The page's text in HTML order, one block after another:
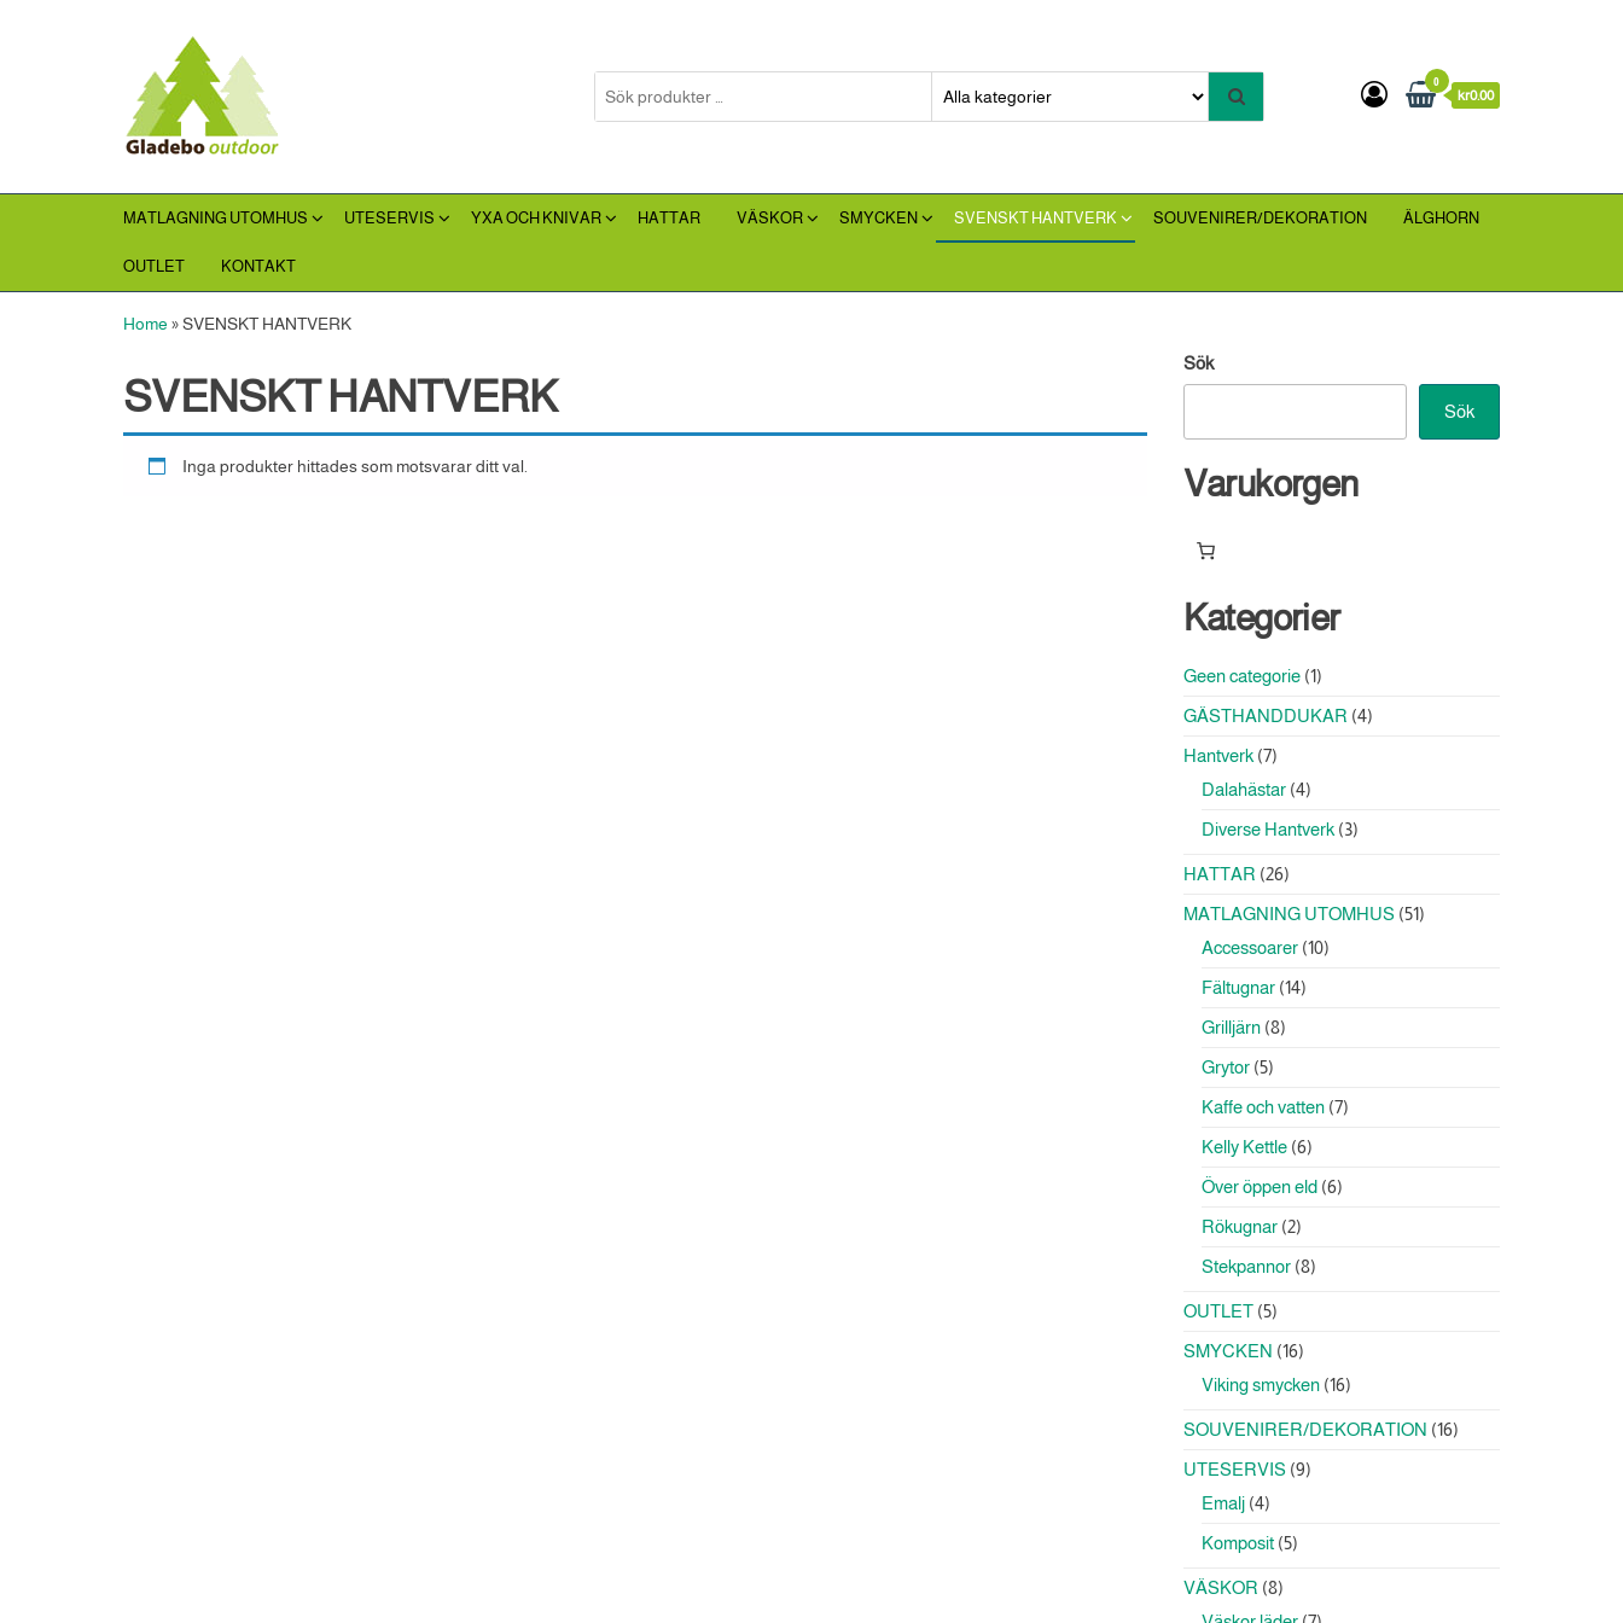
0
kr0.00
MATLAGNING UTOMHUS UTESERVIS YXA OCH KNIVAR HATTAR VÄSKOR SMYCKEN SVENSKT HANTVERK SOUVENIRER/DEKORATION ÄLGHORN
OUTLET KONTAKT
Home »SVENSKT HANTVERK
SVENSKT HANTVERK
Inga produkter hittades som motsvarar ditt val.
Sök
Sök
Varukorgen
Kategorier
Geen categorie 11
GÄSTHANDDUKAR 44
Hantverk 77
produkter
Dalahästar 44
Diverse Hantverk 33
HATTAR 2626
MATLAGNING UTOMHUS 5151
Accessoarer 1010
Fältugnar 1414
Grilljärn 88
Grytor 55
Kaffe och vatten 77
Kelly Kettle 66
Över öppen eld 66
Rökugnar 22
Stekpannor 88
OUTLET 55
SMYCKEN 1616
produkter
Viking smycken 1616
SOUVENIRER/DEKORATION 1616
UTESERVIS 99
Emalj 44
Komposit 55
VÄSKOR 88
produkter